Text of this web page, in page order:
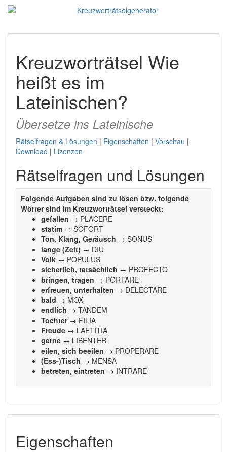
Kreuzworträtsel Wie
heißt es im
Lateinischen?
Übersetze ins Lateinische
Rätselfragen & Lösungen | Eigenschaften | Vorschau |
Download | Lizenzen
Rätselfragen und Lösungen
Folgende Aufgaben sind zu lösen bzw. folgende
Wörter sind im Kreuzworträtsel versteckt:
gefallen → PLACERE
statim → SOFORT
Ton, Klang, Geräusch → SONUS
lange (Zeit) → DIU
Volk → POPULUS
sicherlich, tatsächlich → PROFECTO
bringen, tragen → PORTARE
erfreuen, unterhalten → DELECTARE
bald → MOX
endlich → TANDEM
Tochter→ FILIA
Freude → LAETITIA
gerne → LIBENTER
eilen, sich beeilen → PROPERARE
(Ess-)Tisch → MENSA
betreten, eintreten → INTRARE
Eigenschaften